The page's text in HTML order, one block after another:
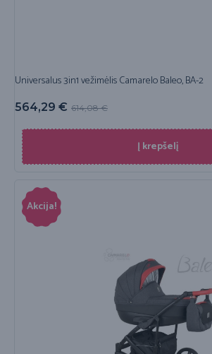
Universalus 3in1 vežimėlis Camarelo Baleo, BA-2
614,08€
564,29 €
Į krepšelį
Akcija!